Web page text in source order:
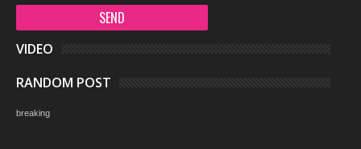
VIDEO
RANDOM POST
breaking